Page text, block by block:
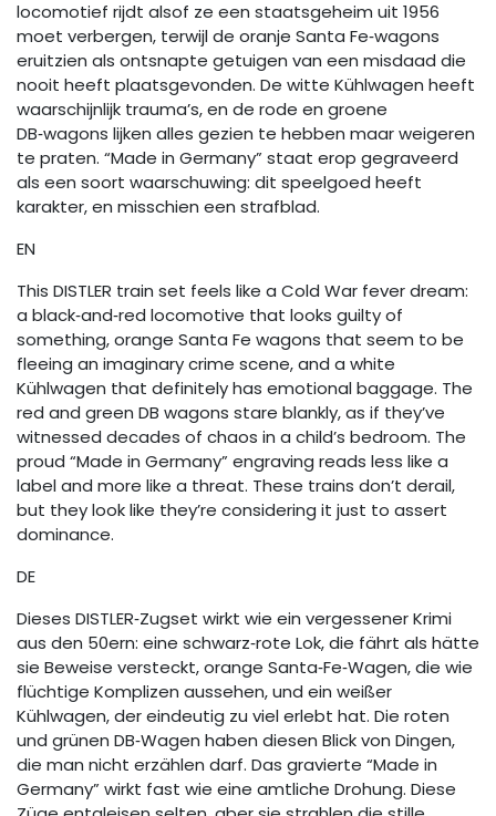
locomotief rijdt alsof ze een staatsgeheim uit 1956
moet verbergen, terwijl de oranje Santa Fe‑wagons
eruitzien als ontsnapte getuigen van een misdaad die
nooit heeft plaatsgevonden. De witte Kühlwagen heeft
waarschijnlijk trauma’s, en de rode en groene
DB‑wagons lijken alles gezien te hebben maar weigeren
te praten. “Made in Germany” staat erop gegraveerd
als een soort waarschuwing: dit speelgoed heeft
karakter, en misschien een strafblad.
EN
This DISTLER train set feels like a Cold War fever dream:
a black‑and‑red locomotive that looks guilty of
something, orange Santa Fe wagons that seem to be
fleeing an imaginary crime scene, and a white
Kühlwagen that definitely has emotional baggage. The
red and green DB wagons stare blankly, as if they’ve
witnessed decades of chaos in a child’s bedroom. The
proud “Made in Germany” engraving reads less like a
label and more like a threat. These trains don’t derail,
but they look like they’re considering it just to assert
dominance.
DE
Dieses DISTLER‑Zugset wirkt wie ein vergessener Krimi
aus den 50ern: eine schwarz‑rote Lok, die fährt als hätte
sie Beweise versteckt, orange Santa‑Fe‑Wagen, die wie
flüchtige Komplizen aussehen, und ein weißer
Kühlwagen, der eindeutig zu viel erlebt hat. Die roten
und grünen DB‑Wagen haben diesen Blick von Dingen,
die man nicht erzählen darf. Das gravierte “Made in
Germany” wirkt fast wie eine amtliche Drohung. Diese